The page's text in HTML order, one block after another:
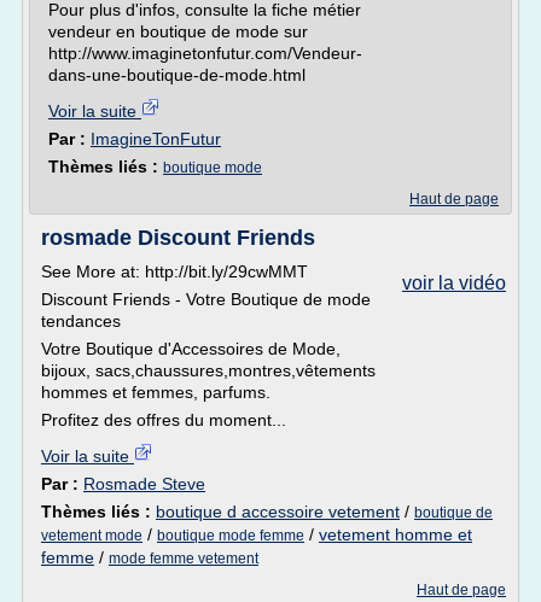
Pour plus d'infos, consulte la fiche métier
vendeur en boutique de mode sur
http://www.imaginetonfutur.com/Vendeur-
dans-une-boutique-de-mode.html
Voir la suite
Par : ImagineTonFutur
Thèmes liés : boutique mode
Haut de page
rosmade Discount Friends
voir la vidéo
See More at: http://bit.ly/29cwMMT
Discount Friends - Votre Boutique de mode
tendances
Votre Boutique d'Accessoires de Mode,
bijoux, sacs,chaussures,montres,vêtements
hommes et femmes, parfums.
Profitez des offres du moment...
Voir la suite
Par : Rosmade Steve
Thèmes liés : boutique d accessoire vetement / boutique de
vetement mode / boutique mode femme / vetement homme et
femme / mode femme vetement
Haut de page